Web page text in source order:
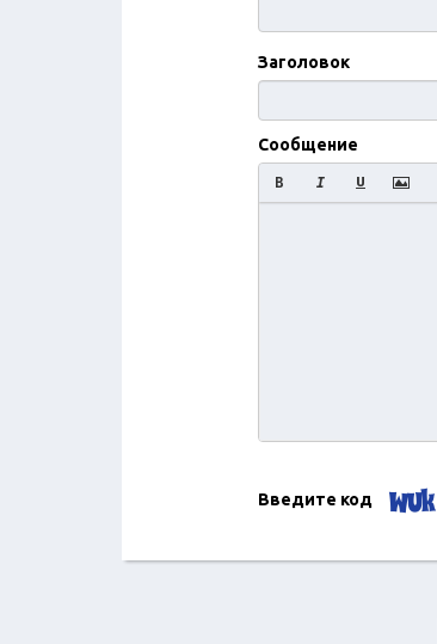
Заголовок
Сообщение
Введите код